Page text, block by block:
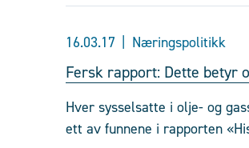
16.03.17 Næringspolitikk
Fersk rapport: Dette betyr
Hver sysselsatte i olje- og
ett av funnene i rapporten